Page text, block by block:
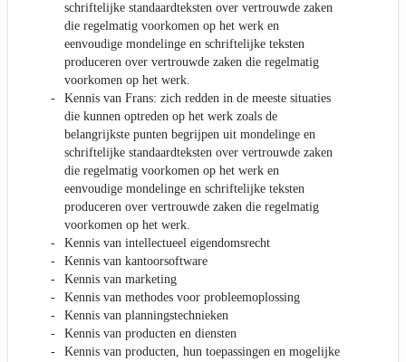
schriftelijke standaardteksten over vertrouwde zaken
die regelmatig voorkomen op het werk en
eenvoudige mondelinge en schriftelijke teksten
produceren over vertrouwde zaken die regelmatig
voorkomen op het werk.
Kennis van Frans: zich redden in de meeste situaties
die kunnen optreden op het werk zoals de
belangrijkste punten begrijpen uit mondelinge en
schriftelijke standaardteksten over vertrouwde zaken
die regelmatig voorkomen op het werk en
eenvoudige mondelinge en schriftelijke teksten
produceren over vertrouwde zaken die regelmatig
voorkomen op het werk.
Kennis van intellectueel eigendomsrecht
Kennis van kantoorsoftware
Kennis van marketing
Kennis van methodes voor probleemoplossing
Kennis van planningstechnieken
Kennis van producten en diensten
Kennis van producten, hun toepassingen en mogelijke